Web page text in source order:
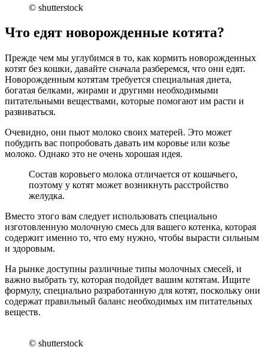
© shutterstock
Что едят новорожденные котята?
Прежде чем мы углубимся в то, как кормить новорожденных
котят без кошки, давайте сначала разберемся, что они едят.
Новорожденным котятам требуется специальная диета,
богатая белками, жирами и другими необходимыми
питательными веществами, которые помогают им расти и
развиваться.
Очевидно, они пьют молоко своих матерей. Это может
побудить вас попробовать давать им коровье или козье
молоко. Однако это не очень хорошая идея.
Состав коровьего молока отличается от кошачьего,
поэтому у котят может возникнуть расстройство
желудка.
Вместо этого вам следует использовать специально
изготовленную молочную смесь для вашего котенка, которая
содержит именно то, что ему нужно, чтобы вырасти сильным
и здоровым.
На рынке доступны различные типы молочных смесей, и
важно выбрать ту, которая подойдет вашим котятам. Ищите
формулу, специально разработанную для котят, поскольку они
содержат правильный баланс необходимых им питательных
веществ.
© shutterstock